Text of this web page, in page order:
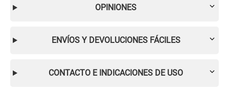
OPINIONES
ENVÍOS Y DEVOLUCIONES FÁCILES
CONTACTO E INDICACIONES DE USO